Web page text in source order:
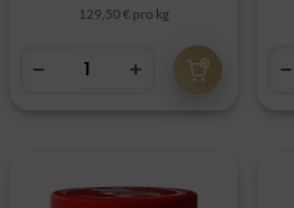
129,50 € pro kg